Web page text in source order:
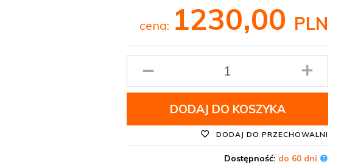
cena: 1230,00 PLN
produktu
DODAJ DO KOSZYKA
DODAJ DO PRZECHOWALNI
Dostępność: do 60 dni